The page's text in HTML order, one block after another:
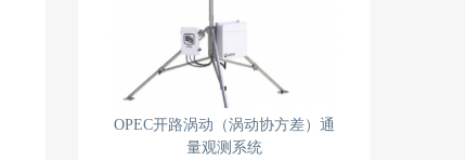
OPEC开路涡动（涡动协方差）通
量观测系统